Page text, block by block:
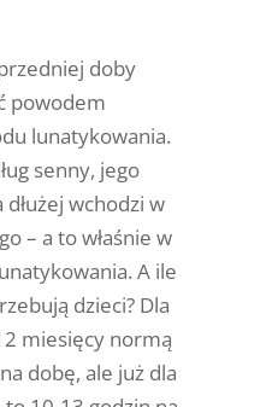
doby
powodem
lunatykowania.
senny, jego
wchodzi w
– a to właśnie w
A ile
dzieci? Dla
miesięcy normą
dobę, ale już dla